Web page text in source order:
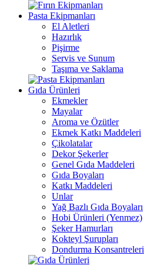
Pasta Ekipmanları
El Aletleri
Hazırlık
Pişirme
Servis ve Sunum
Taşıma ve Saklama
Gıda Ürünleri
Ekmekler
Mayalar
Aroma ve Özütler
Ekmek Katkı Maddeleri
Çikolatalar
Dekor Şekerler
Genel Gıda Maddeleri
Gıda Boyaları
Katkı Maddeleri
Unlar
Yağ Bazlı Gıda Boyaları
Hobi Ürünleri (Yenmez)
Şeker Hamurları
Kokteyl Şurupları
Dondurma Konsantreleri